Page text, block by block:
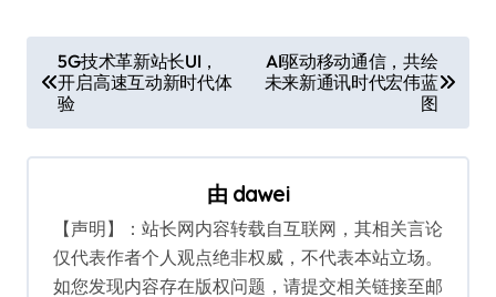
章
导
航
5G技术革新站长UI，
开启高速互动新时代体
验
AI驱动移动通信，共绘
未来新通讯时代宏伟蓝
图
由 dawei
【声明】：站长网内容转载自互联网，其相关言论
仅代表作者个人观点绝非权威，不代表本站立场。
如您发现内容存在版权问题，请提交相关链接至邮